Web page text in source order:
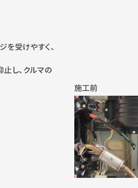
を受けやすく、
し、クルマの